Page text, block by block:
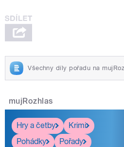
Všechny díly pořadu na
mujRozhlas
Hry a četby
Krimi
Pohádky
Pořady